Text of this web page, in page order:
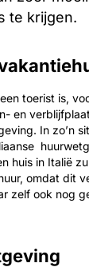
te krijgen.
toerist is,
en
In zo’n
huis in Italië
omdat dit
zelf ook nog